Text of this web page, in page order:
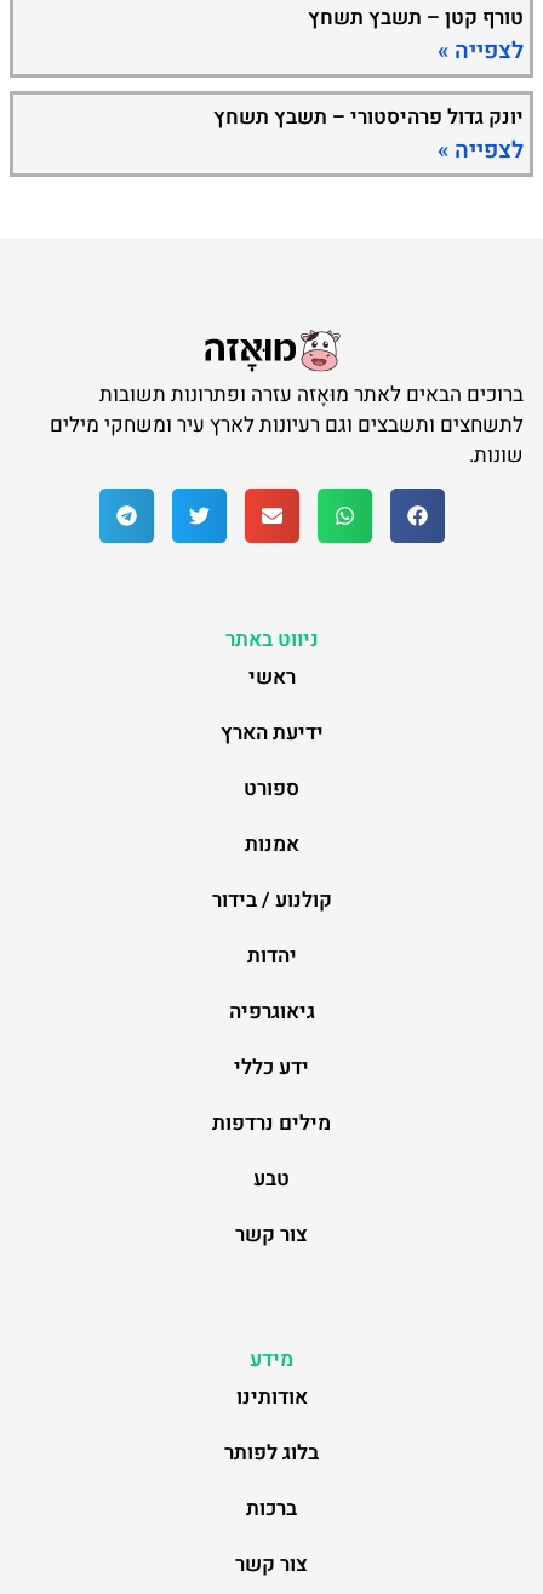
טורף קטן – תשבץ תשחץ
לצפייה »
יונק גדול פרהיסטורי – תשבץ תשחץ
לצפייה »
ברוכים הבאים לאתר מוּאָזה עזרה ופתרונות תשובות
לתשחצים ותשבצים וגם רעיונות לארץ עיר ומשחקי מילים
שונות.
ניווט באתר
ראשי
ידיעת הארץ
ספורט
אמנות
קולנוע / בידור
יהדות
גיאוגרפיה
ידע כללי
מילים נרדפות
טבע
צור קשר
מידע
אודותינו
בלוג לפותר
ברכות
צור קשר